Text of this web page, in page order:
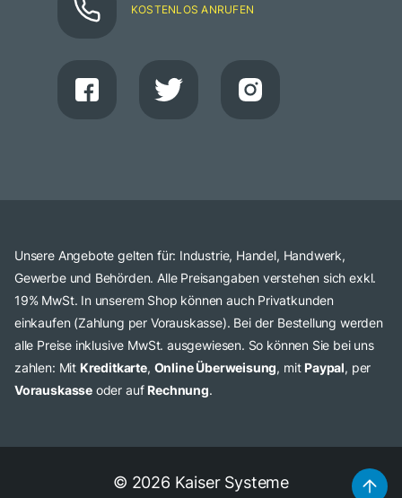
KOSTENLOS ANRUFEN
Unsere Angebote gelten für: Industrie, Handel, Handwerk,
Gewerbe und Behörden. Alle Preisangaben verstehen sich exkl.
19% MwSt. In unserem Shop können auch Privatkunden
einkaufen (Zahlung per Vorauskasse). Bei der Bestellung werden
alle Preise inklusive MwSt. ausgewiesen. So können Sie bei uns
zahlen: Mit Kreditkarte, Online Überweisung, mit Paypal, per
Vorauskasse oder auf Rechnung.
© 2026 Kaiser Systeme